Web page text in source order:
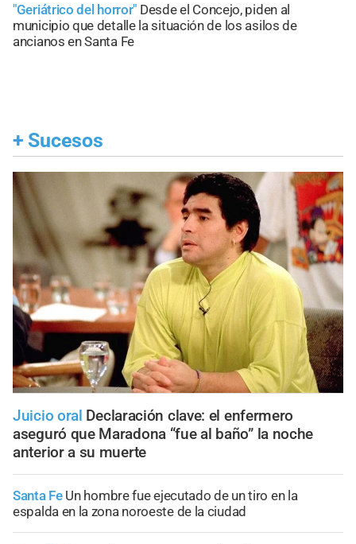
"Geriátrico del horror" Desde el Concejo, piden al
municipio que detalle la situación de los asilos de
ancianos en Santa Fe
+ Sucesos
Juicio oral Declaración clave: el enfermero
aseguró que Maradona “fue al baño” la noche
anterior a su muerte
Santa Fe Un hombre fue ejecutado de un tiro en la
espalda en la zona noroeste de la ciudad